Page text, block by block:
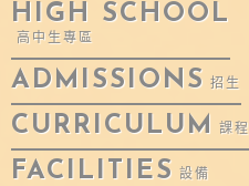
HIGH SCHOOL
高中生專區
ADMISSIONS 招生
CURRICULUM 課程
FACILITIES 設備